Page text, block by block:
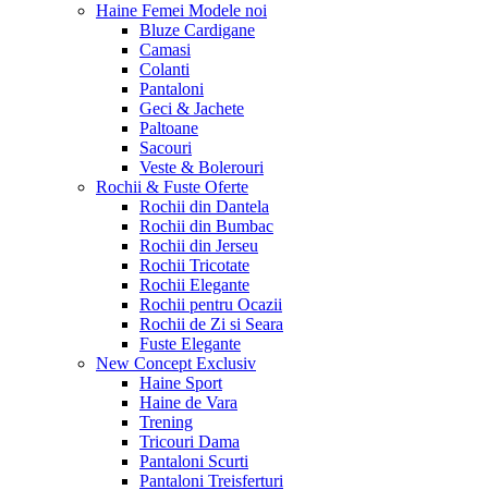
Haine Femei Modele noi
Bluze Cardigane
Camasi
Colanti
Pantaloni
Geci & Jachete
Paltoane
Sacouri
Veste & Bolerouri
Rochii & Fuste Oferte
Rochii din Dantela
Rochii din Bumbac
Rochii din Jerseu
Rochii Tricotate
Rochii Elegante
Rochii pentru Ocazii
Rochii de Zi si Seara
Fuste Elegante
New Concept Exclusiv
Haine Sport
Haine de Vara
Trening
Tricouri Dama
Pantaloni Scurti
Pantaloni Treisferturi